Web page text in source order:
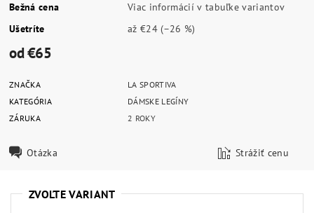
Bežná cena
Viac informácií v tabuľke variantov
Ušetríte
až€24(–26 %)
od €65
ZNAČKA
LA SPORTIVA
KATEGÓRIA
DÁMSKE LEGÍNY
ZÁRUKA
2 ROKY
Otázka Strážiť cenu
ZVOĽTE VARIANT